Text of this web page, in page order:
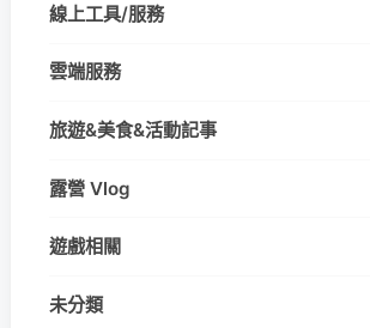
線上工具/服務
雲端服務
旅遊&美食&活動記事
露營 Vlog
遊戲相關
未分類